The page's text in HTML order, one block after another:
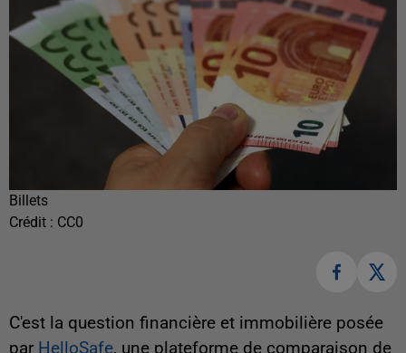
Billets
Crédit : CC0
C'est la question financière et immobilière posée
par HelloSafe, une plateforme de comparaison de